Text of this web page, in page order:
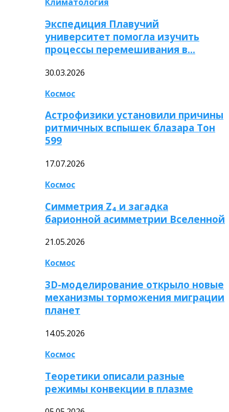
Экспедиция Плавучий
университет помогла изучить
процессы перемешивания в…
30.03.2026
Космос
Астрофизики установили причины
ритмичных вспышек блазара Тон
599
17.07.2026
Космос
Симметрия Z₄ и загадка
барионной асимметрии Вселенной
21.05.2026
Космос
3D-моделирование открыло новые
механизмы торможения миграции
планет
14.05.2026
Космос
Теоретики описали разные
режимы конвекции в плазме